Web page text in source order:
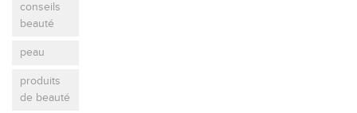
conseils
beauté
peau
produits
de beauté